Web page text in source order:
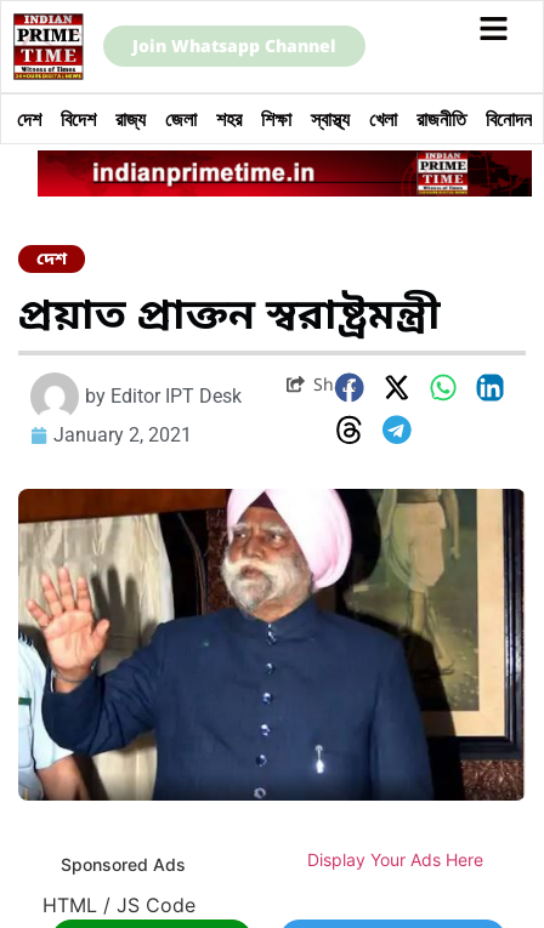
Join Whatsapp Channel
দেশ বিদেশ রাজ্য জেলা শহর শিক্ষা স্বাস্থ্য খেলা রাজনীতি বিনোদন
দেশ
প্রয়াত প্রাক্তন স্বরাষ্ট্রমন্ত্রী
by Editor IPT Desk
January 2, 2021
Share
Sponsored Ads Display Your Ads Here
HTML / JS Code